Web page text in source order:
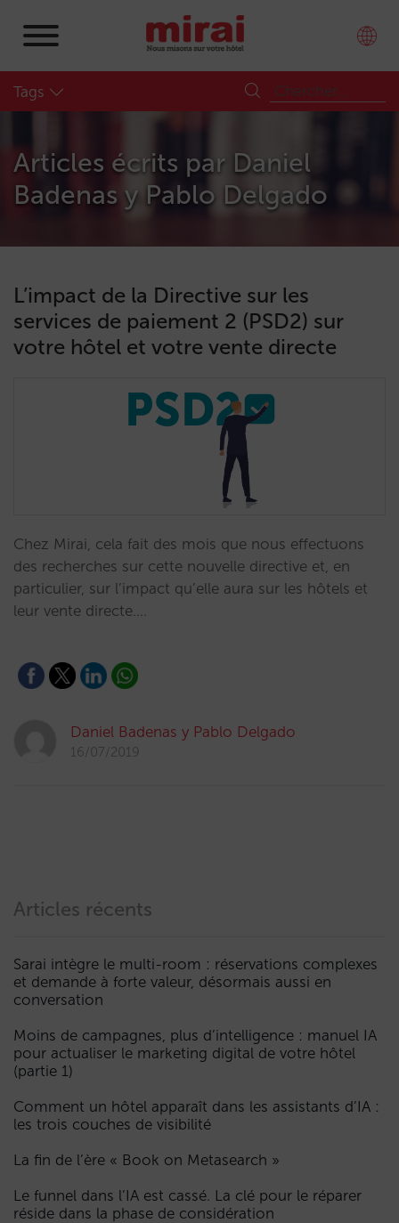
Tags
Articles écrits par Daniel
Badenas y Pablo Delgado
L’impact de la Directive sur les
services de paiement 2 (PSD2) sur
votre hôtel et votre vente directe
Chez Mirai, cela fait des mois que nous effectuons
des recherches sur cette nouvelle directive et, en
particulier, sur l’impact qu’elle aura sur les hôtels et
leur vente directe.…
Daniel Badenas y Pablo Delgado
16/07/2019
Articles récents
Sarai intègre le multi-room : réservations complexes
et demande à forte valeur, désormais aussi en
conversation
Moins de campagnes, plus d’intelligence : manuel IA
pour actualiser le marketing digital de votre hôtel
(partie 1)
Comment un hôtel apparaît dans les assistants d’IA :
les trois couches de visibilité
La fin de l’ère « Book on Metasearch »
Le funnel dans l’IA est cassé. La clé pour le réparer
réside dans la phase de considération